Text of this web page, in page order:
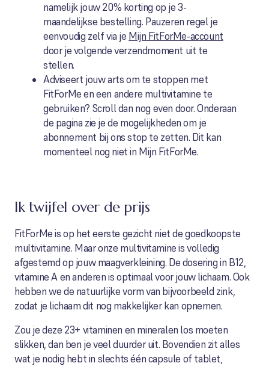
namelijk jouw 20% korting op je 3-
maandelijkse bestelling. Pauzeren regel je
eenvoudig zelf via je Mijn FitForMe-account
door je volgende verzendmoment uit te
stellen.
Adviseert jouw arts om te stoppen met
FitForMe en een andere multivitamine te
gebruiken? Scroll dan nog even door. Onderaan
de pagina zie je de mogelijkheden om je
abonnement bij ons stop te zetten. Dit kan
momenteel nog niet in Mijn FitForMe.
Ik twijfel over de prijs
FitForMe is op het eerste gezicht niet de goedkoopste
multivitamine. Maar onze multivitamine is volledig
afgestemd op jouw maagverkleining. De dosering in B12,
vitamine A en anderen is optimaal voor jouw lichaam. Ook
hebben we de natuurlijke vorm van bijvoorbeeld zink,
zodat je lichaam dit nog makkelijker kan opnemen.
Zou je deze 23+ vitaminen en mineralen los moeten
slikken, dan ben je veel duurder uit. Bovendien zit alles
wat je nodig hebt in slechts één capsule of tablet,